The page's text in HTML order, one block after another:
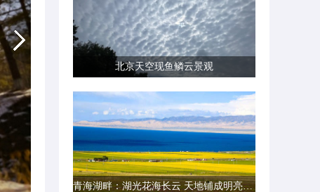
北京天空现鱼鳞云景观
青海湖畔：湖光花海长云 天地铺成明亮画卷